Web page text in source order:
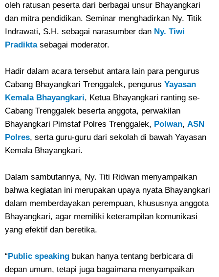
oleh ratusan peserta dari berbagai unsur Bhayangkari
dan mitra pendidikan. Seminar menghadirkan Ny. Titik
Indrawati, S.H. sebagai narasumber dan Ny. Tiwi
Pradiktasebagai moderator.
Hadir dalam acara tersebut antara lain para pengurus
Cabang Bhayangkari Trenggalek, pengurus Yayasan
Kemala Bhayangkari, Ketua Bhayangkari ranting se-
Cabang Trenggalek beserta anggota, perwakilan
Bhayangkari Pimstaf Polres Trenggalek, Polwan, ASN
Polres, serta guru-guru dari sekolah di bawah Yayasan
Kemala Bhayangkari.
Dalam sambutannya, Ny. Titi Ridwan menyampaikan
bahwa kegiatan ini merupakan upaya nyata Bhayangkari
dalam memberdayakan perempuan, khususnya anggota
Bhayangkari, agar memiliki keterampilan komunikasi
yang efektif dan beretika.
“Public speaking bukan hanya tentang berbicara di
depan umum, tetapi juga bagaimana menyampaikan